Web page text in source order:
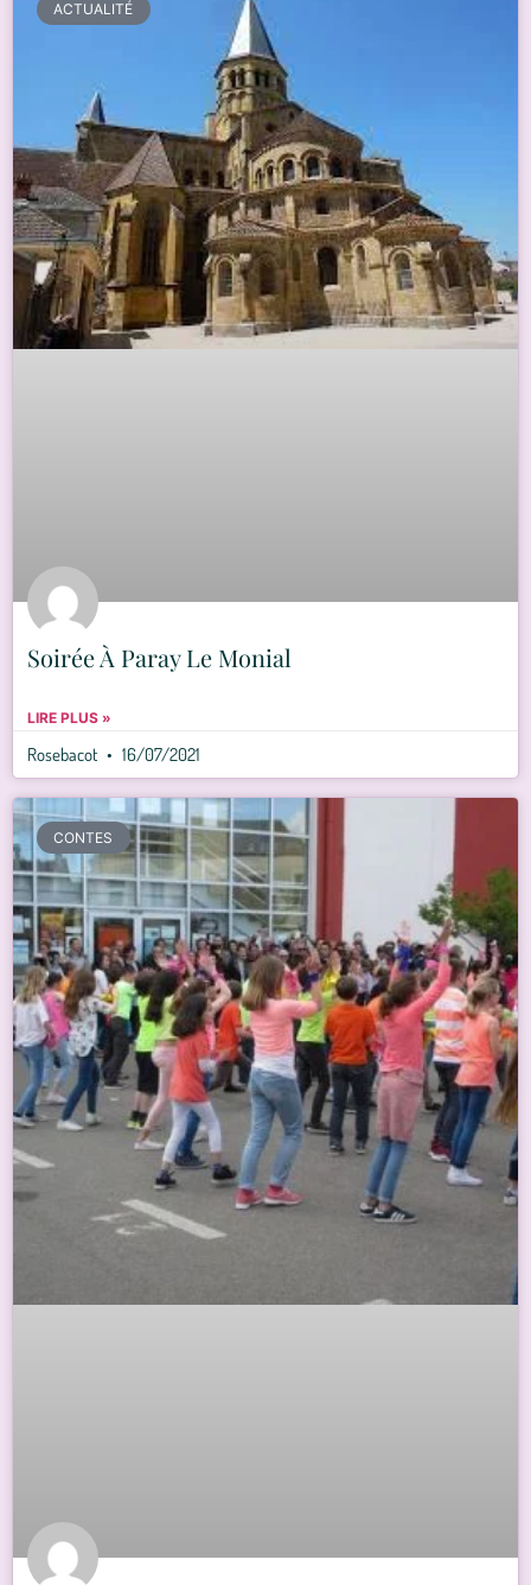
ACTUALITÉ
Soirée À Paray Le Monial
LIRE PLUS »
Rosebacot 16/07/2021
CONTES